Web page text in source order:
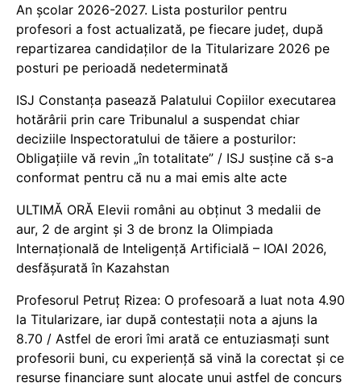
An școlar 2026-2027. Lista posturilor pentru
profesori a fost actualizată, pe fiecare județ, după
repartizarea candidaților de la Titularizare 2026 pe
posturi pe perioadă nedeterminată
ISJ Constanța pasează Palatului Copiilor executarea
hotărârii prin care Tribunalul a suspendat chiar
deciziile Inspectoratului de tăiere a posturilor:
Obligațiile vă revin „în totalitate” / ISJ susține că s-a
conformat pentru că nu a mai emis alte acte
ULTIMĂ ORĂ Elevii români au obținut 3 medalii de
aur, 2 de argint și 3 de bronz la Olimpiada
Internațională de Inteligență Artificială – IOAI 2026,
desfășurată în Kazahstan
Profesorul Petruț Rizea: O profesoară a luat nota 4.90
la Titularizare, iar după contestații nota a ajuns la
8.70 / Astfel de erori îmi arată ce entuziasmați sunt
profesorii buni, cu experiență să vină la corectat și ce
resurse financiare sunt alocate unui astfel de concurs